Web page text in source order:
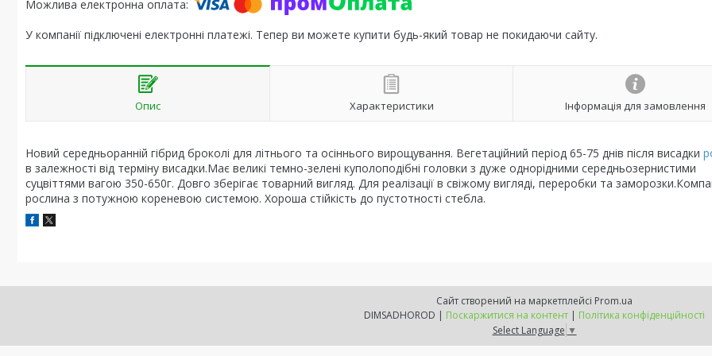
У компанії підключені електронні платежі. Тепер ви можете купити будь-який товар не покидаючи сайту.
Опис Характеристики Інформація для замовлення
Новий середньоранній гібрид броколі для літнього та осіннього вирощування. Вегетаційний період 65-75 днів після висадки
в залежності від терміну висадки.Має великі темно-зелені куполоподібні головки з дуже однорідними середньозернистими
суцвіттями вагою 350-650г. Довго зберігає товарний вигляд. Для реалізації в свіжому вигляді, переробки та
рослина з потужною кореневою системою. Хороша стійкість до пустотності стебла.
Сайт створений на маркетплейсі Prom.ua
DIMSADHOROD | Поскаржитися на контент | Політика конфіденційності
Select Language ▼